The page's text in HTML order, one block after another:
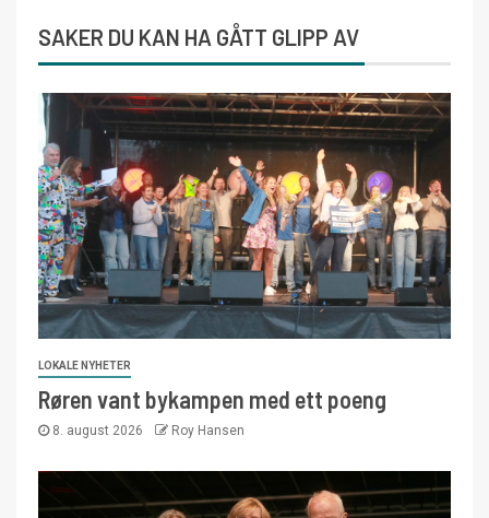
SAKER DU KAN HA GÅTT GLIPP AV
LOKALE NYHETER
Røren vant bykampen med ett poeng
8. august 2026 Roy Hansen